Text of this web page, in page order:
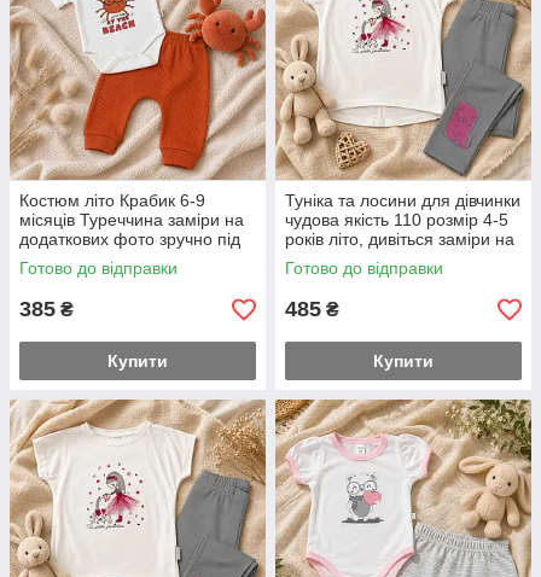
Костюм літо Крабик 6-9
місяців Туреччина заміри на
додаткових фото зручно під
памперс
Готово до відправки
385 ₴
Купити
Туніка та лосини для дівчинки
чудова якість 110 розмір 4-5
років літо, дивіться заміри на
додаткових фото
Готово до відправки
485 ₴
Купити